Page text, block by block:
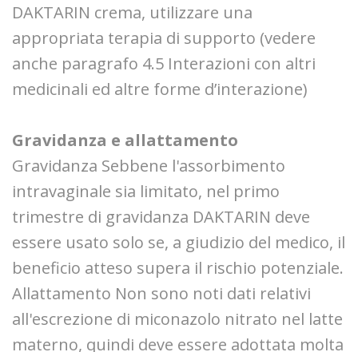
DAKTARIN crema, utilizzare una
appropriata terapia di supporto (vedere
anche paragrafo 4.5 Interazioni con altri
medicinali ed altre forme d’interazione)
Gravidanza e allattamento
Gravidanza Sebbene l'assorbimento
intravaginale sia limitato, nel primo
trimestre di gravidanza DAKTARIN deve
essere usato solo se, a giudizio del medico, il
beneficio atteso supera il rischio potenziale.
Allattamento Non sono noti dati relativi
all'escrezione di miconazolo nitrato nel latte
materno, quindi deve essere adottata molta